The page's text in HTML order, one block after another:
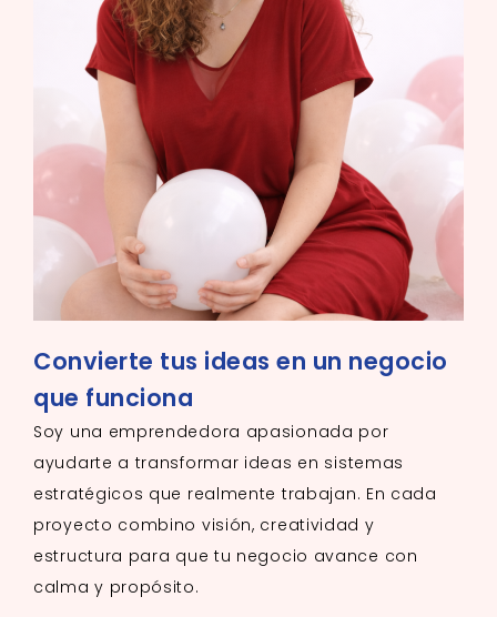
Convierte tus ideas en un negocio
que funciona
Soy una emprendedora apasionada por
ayudarte a transformar ideas en sistemas
estratégicos que realmente trabajan. En cada
proyecto combino visión, creatividad y
estructura para que tu negocio avance con
calma y propósito.